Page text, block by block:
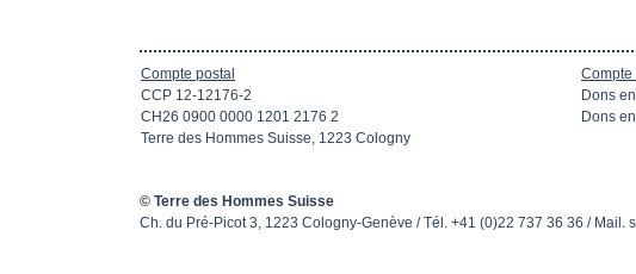
Compte postal
CCP 12-12176-2
CH26 0900 0000 1201 2176 2
Terre des Hommes Suisse, 1223 Cologny
Compte
Dons
Dons
© Terre des Hommes Suisse
Ch. du Pré-Picot 3, 1223 Cologny-Genève / Tél. +41 (0)22 737 36 36 / Mail.